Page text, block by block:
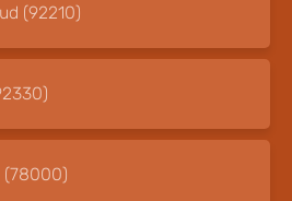
(92210)
(78000)